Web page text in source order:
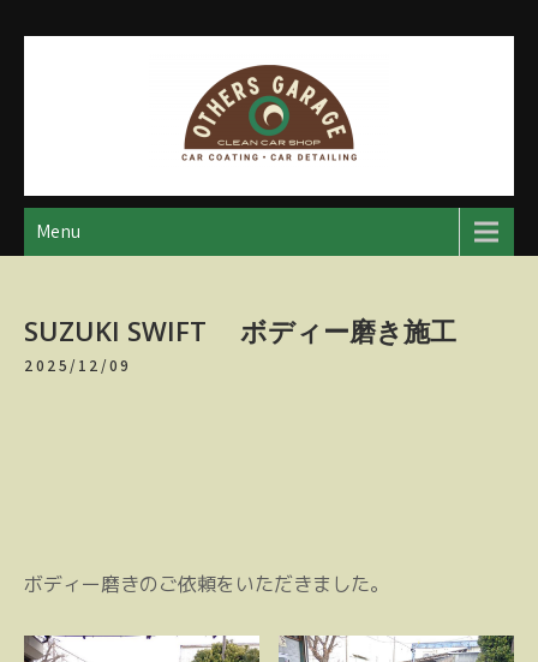
アザースガレージ
【神奈川・厚木・愛川】カーメンテナンス
Menu
SUZUKI SWIFT ボディー磨き施工
2025/12/09
ボディー磨きのご依頼をいただきました。